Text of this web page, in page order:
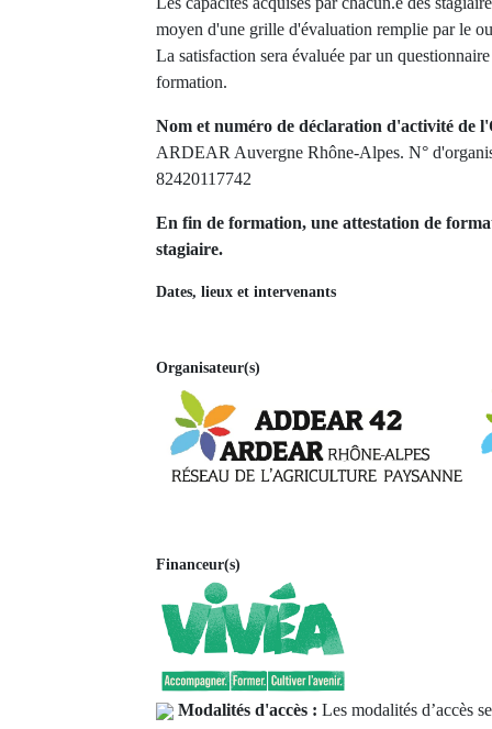
moyen d'une grille d'évaluation remplie par le
La satisfaction sera évaluée par un
formation.
Nom et numéro de déclaration d'activité de
ARDEAR Auvergne Rhône-Alpes. N°
82420117742
En fin de formation, une attestation de
stagiaire.
Dates, lieux et intervenants
Organisateur(s)
Financeur(s)
Modalités d'accès : Les modalités d’accès